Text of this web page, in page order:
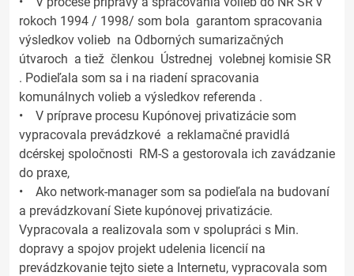
rokoch 1994 / 1998/ som bola garantom spracovania
výsledkov volieb na Odborných sumarizačných
útvaroch a tiež členkou Ústrednej volebnej komisie SR
. Podieľala som sa i na riadení spracovania
komunálnych volieb a výsledkov referenda .
• V príprave procesu Kupónovej privatizácie som
vypracovala prevádzkové a reklamačné pravidlá
dcérskej spoločnosti RM-S a gestorovala ich zavádzanie
do praxe,
• Ako network-manager som sa podieľala na budovaní
a prevádzkovaní Siete kupónovej privatizácie.
Vypracovala a realizovala som v spolupráci s Min.
dopravy a spojov projekt udelenia licencií na
prevádzkovanie tejto siete a Internetu, vypracovala som